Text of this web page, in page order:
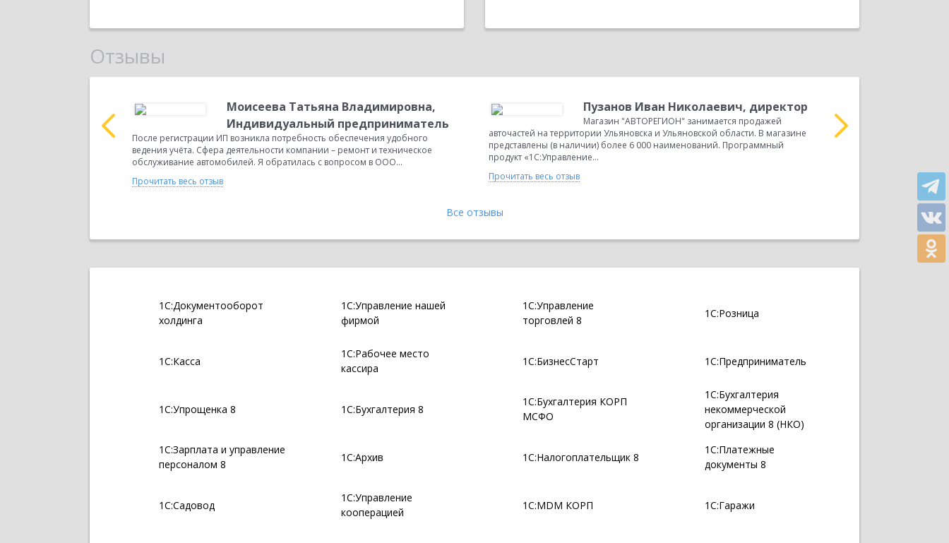
Отзывы
Моисеева Татьяна Владимировна,
Индивидуальный предприниматель
После регистрации ИП возникла потребность обеспечения удобного
ведения учёта. Сфера деятельности компании – ремонт и техническое
обслуживание автомобилей. Я обратилась с вопросом в ООО...
Прочитать весь отзыв
Пузанов Иван Николаевич, директор
Магазин "АВТОРЕГИОН" занимается продажей
авточастей на территории Ульяновска и Ульяновской области. В магазине
представлены (в наличии) более 6 000 наименований. Программный
продукт «1С:Управление...
Прочитать весь отзыв
Прочитать весь отзыв
Все отзывы
1С:Документооборот
холдинга
1С:Управление нашей
фирмой
1С:Управление
торговлей 8
1С:Розница
1С:Касса
1С:Рабочее место
кассира
1С:БизнесСтарт 1С:Предприниматель
1С:Упрощенка 8 1С:Бухгалтерия 8
1С:Бухгалтерия КОРП
МСФО
1С:Бухгалтерия
некоммерческой
организации 8 (НКО)
1С:Зарплата и управление
персоналом 8
1С:Архив 1С:Налогоплательщик 8
1С:Платежные
документы 8
1С:Садовод
1С:Управление
кооперацией
1С:MDM КОРП 1С:Гаражи